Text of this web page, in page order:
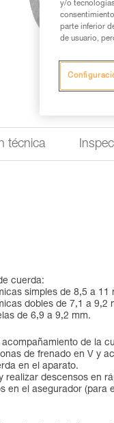
técnica
cuerda:
simples de 8,5 a 11
dobles de 7,1 a 9,2
de 6,9 a 9,2 mm.
de la
de frenado en V y
en el aparato.
realizar descensos en
en el asegurador (para
y/o
parte inferior
de usuario,